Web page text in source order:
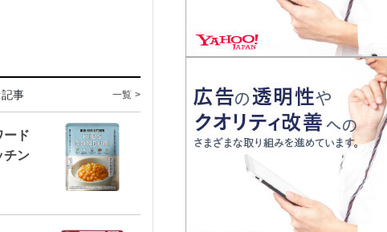
事 一覧 >
ード
チン